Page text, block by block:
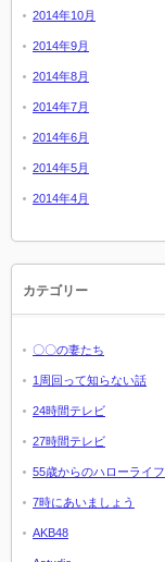
2014年10月
2014年9月
2014年8月
2014年7月
2014年6月
2014年5月
2014年4月
カテゴリー
〇〇の妻たち
1周回って知らない話
24時間テレビ
27時間テレビ
55歳からのハローライフ
7時にあいましょう
AKB48